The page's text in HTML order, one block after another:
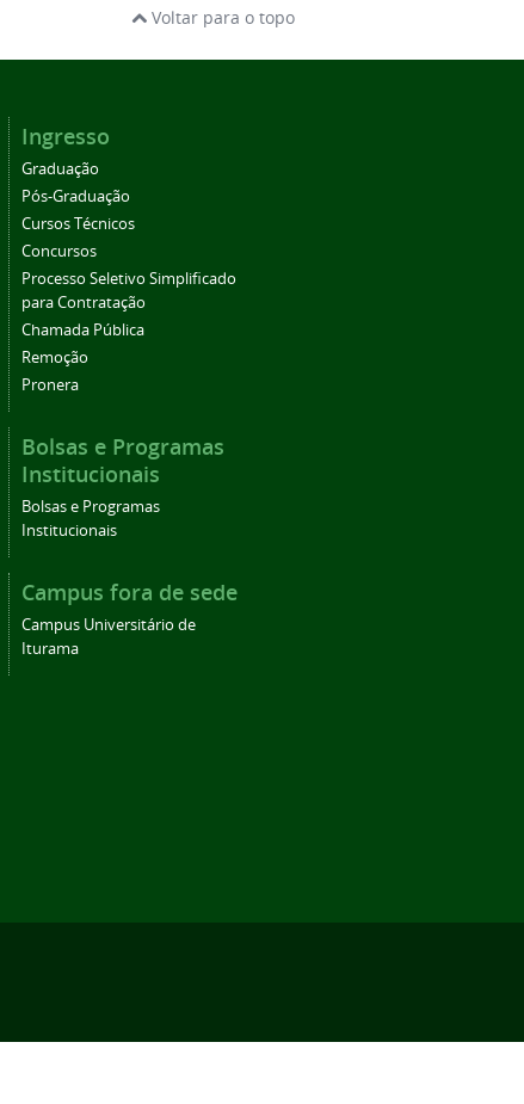
Voltar para o topo
Ingresso
Graduação
Pós-Graduação
Cursos Técnicos
Concursos
Processo Seletivo Simplificado
para Contratação
Chamada Pública
Remoção
Pronera
Bolsas e Programas
Institucionais
Bolsas e Programas
Institucionais
Campus fora de sede
Campus Universitário de
Iturama